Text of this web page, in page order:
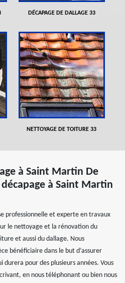
DÉCAPAGE DE DALLAGE 33
NETTOYAGE DE TOITURE 33
à Saint Martin De
à Saint Martin
professionnelle et experte en travaux
le nettoyage et la rénovation du
et aussi du dallage. Nous
bénéficiaire dans le but d’assurer
durera pour des plusieurs années. Vous
en nous téléphonant ou bien nous